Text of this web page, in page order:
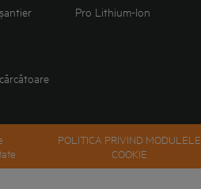
Pro Lithium-Ion
POLITICA PRIVIND MODULELE
COOKIE